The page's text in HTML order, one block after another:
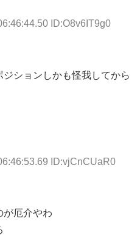
ID:O8v6IT9g0
ションしかも怪我してから
ID:vjCnCUaR0
が厄介やわ